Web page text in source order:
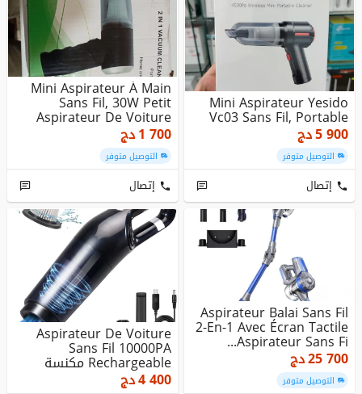
Mini Aspirateur Yesido
Vc03 Sans Fil, Portable
5 900دج
التوصيل متوفر
إتصال
Mini Aspirateur À Main
Sans Fil, 30W Petit
Aspirateur De Voiture
Porta...
1 700دج
التوصيل متوفر
إتصال
Aspirateur Balai Sans Fil
2-En-1 Avec Écran Tactile
Aspirateur Sans Fi...
25 700دج
التوصيل متوفر
Aspirateur De Voiture
Sans Fil 10000PA
Rechargeable مكنسة
كهربائية لا...
4 400دج